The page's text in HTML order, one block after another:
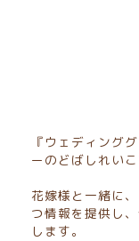
『ウェディング
ーのどばしれいこ
花嫁様と一緒に
つ情報を提供し
します。